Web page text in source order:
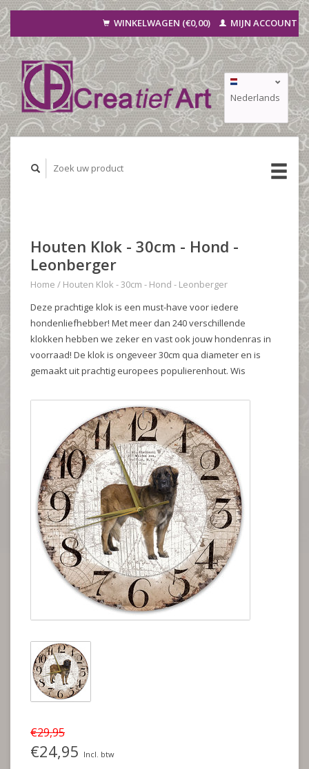
WINKELWAGEN (€0,00) MIJN ACCOUNT
Nederlands
Deutsch
Houten Klok - 30cm - Hond -
Leonberger
Home / Houten Klok - 30cm - Hond - Leonberger
Deze prachtige klok is een must-have voor iedere
hondenliefhebber! Met meer dan 240 verschillende
klokken hebben we zeker en vast ook jouw hondenras in
voorraad! De klok is ongeveer 30cm qua diameter en is
gemaakt uit prachtig europees populierenhout. Wis
€29,95
€24,95 Incl. btw